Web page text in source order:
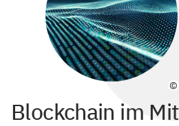
©
Blockchain im